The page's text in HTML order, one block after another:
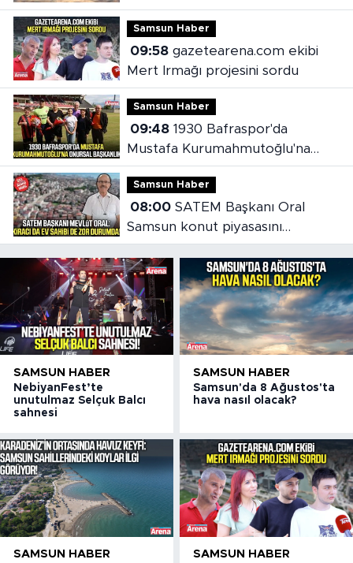
Samsun Haber
09:58gazetearena.com ekibi
Mert Irmağı projesini sordu
Samsun Haber
09:481930 Bafraspor'da
Mustafa Kurumahmutoğlu'na
onursal başkanlık
Samsun Haber
08:00SATEM Başkanı Oral
Samsun konut piyasasını
değerlendirdi
SAMSUN HABER
NebiyanFest’te
unutulmaz Selçuk Balcı
sahnesi
SAMSUN HABER
Samsun'da 8 Ağustos'ta
hava nasıl olacak?
SAMSUN HABER SAMSUN HABER